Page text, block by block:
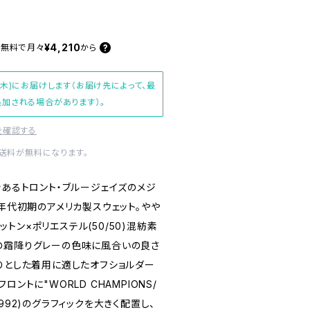
料で 月々¥4,210から
お届けします（お届け先によって、最
される場合があります）。
認する
が無料になります。
トロント・ブルージェイズのメジ
代初期のアメリカ製スウェット。やや
トン×ポリエステル(50/50)混紡素
霜降りグレーの色味に風合いの良さ
とした着用に適したオフショルダー
フロントに"WORLD CHAMPIONS/
のグラフィックを大きく配置し、